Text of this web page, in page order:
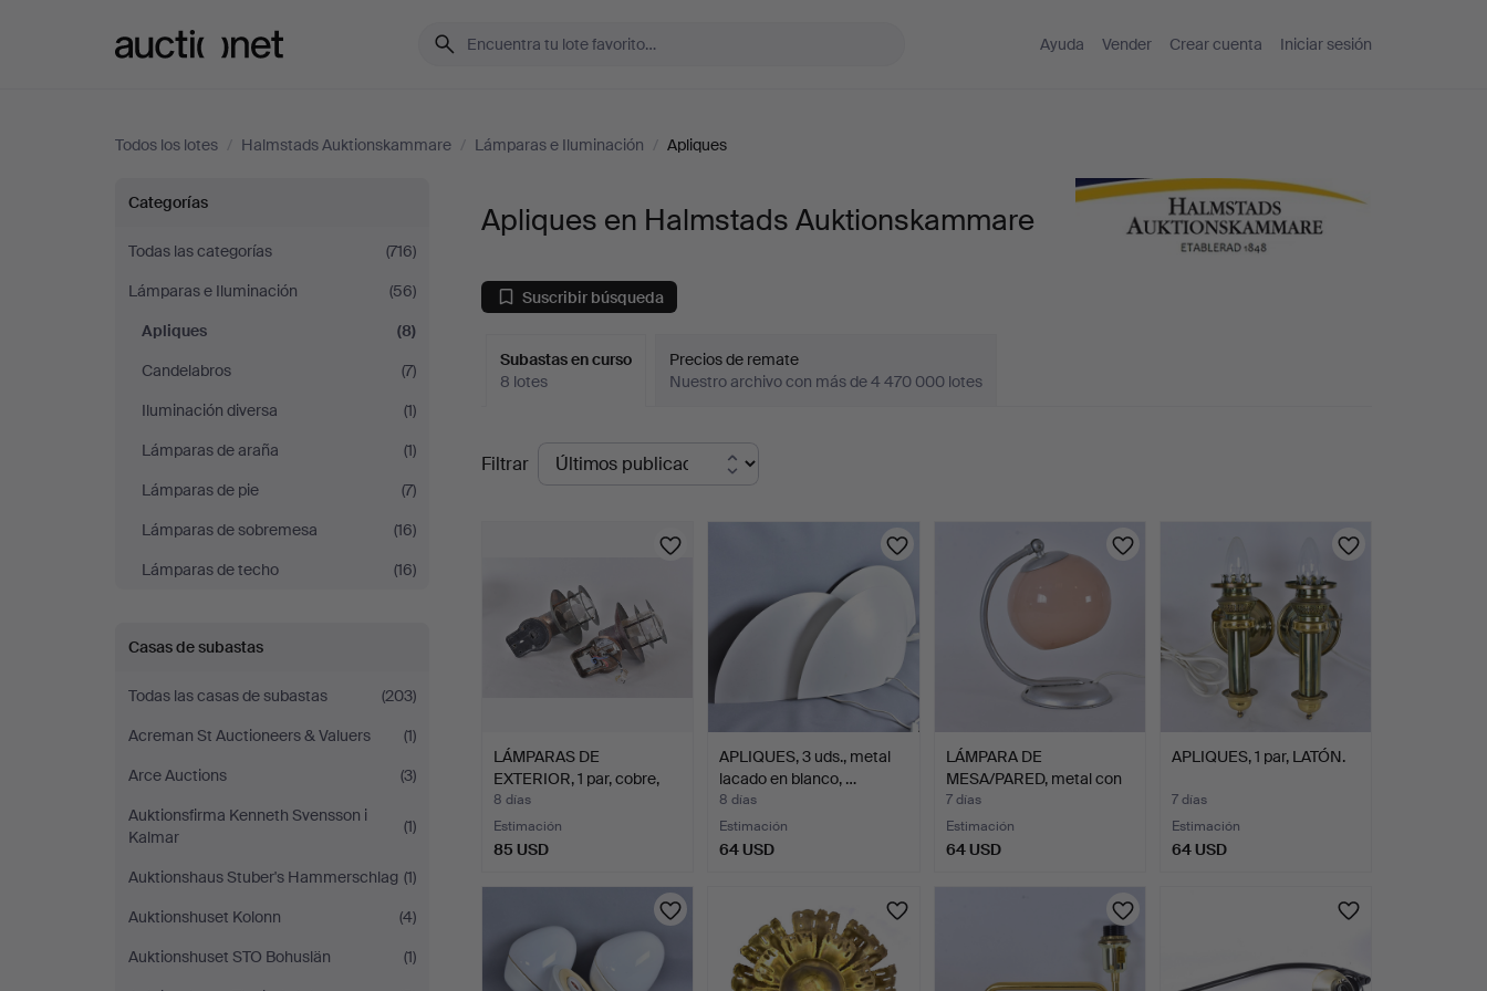
Ayuda Vender Crear cuenta Iniciar sesión
Todos los lotes / Halmstads Auktionskammare / Lámparas e Iluminación / Apliques
Apliques
en
Halmstads
Auktionskammare
Categorías
Todas las categorías
(716)
Lámparas e Iluminación
(56)
Apliques
(8)
Candelabros
(7)
Iluminación diversa
(1)
Lámparas de araña
(1)
Lámparas de pie
(7)
Lámparas de sobremesa
(16)
Lámparas de techo
(16)
Casas de subastas
Todas las casas de subastas
(203)
Acreman St Auctioneers & Valuers
(1)
Arce Auctions
(3)
Auktionsfirma Kenneth Svensson i
Kalmar
(1)
Auktionshaus Stuber's Hammerschlag (1)
Auktionshuset Kolonn
(4)
Auktionshuset STO Bohuslän
(1)
Apliques en Halmstads Auktionskammare
Suscribir búsqueda
Subastas en curso
8 lotes
Precios de remate
Nuestro archivo con más de 4 470 000 lotes
Subastas
en
Filtrar
LÁMPARAS DE
EXTERIOR, 1 par, cobre,
Northl…
8 días
Estimación
85 USD
APLIQUES, 3 uds., metal
lacado en blanco, …
8 días
Estimación
64 USD
LÁMPARA DE
MESA/PARED, metal con
tulipa de…
7 días
Estimación
64 USD
APLIQUES, 1 par, LATÓN.
7 días
Estimación
64 USD